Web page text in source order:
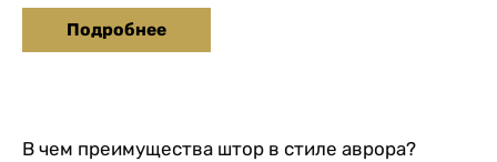
Подробнее
В чем преимущества штор в стиле аврора?